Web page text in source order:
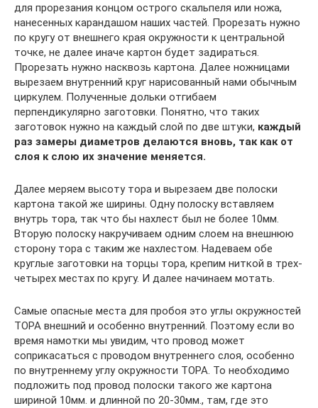
для прорезания концом острого скальпеля или ножа,
нанесенных карандашом наших частей. Прорезать нужно
по кругу от внешнего края окружности к центральной
точке, не далее иначе картон будет задираться.
Прорезать нужно насквозь картона. Далее ножницами
вырезаем внутренний круг нарисованный нами обычным
циркулем. Полученные дольки отгибаем
перпендикулярно заготовки. Понятно, что таких
заготовок нужно на каждый слой по две штуки, каждый
раз замеры диаметров делаются вновь, так как от
слоя к слою их значение меняется.
Далее меряем высоту тора и вырезаем две полоски
картона такой же ширины. Одну полоску вставляем
внутрь тора, так что бы нахлест был не более 10мм.
Вторую полоску накручиваем одним слоем на внешнюю
сторону тора с таким же нахлестом. Надеваем обе
круглые заготовки на торцы тора, крепим ниткой в трех-
четырех местах по кругу. И далее начинаем мотать.
Самые опасные места для пробоя это углы окружностей
ТОРА внешний и особенно внутренний. Поэтому если во
время намотки мы увидим, что провод может
соприкасаться с проводом внутреннего слоя, особенно
по внутреннему углу окружности ТОРА. То необходимо
подложить под провод полоски такого же картона
шириной 10мм. и длинной по 20-30мм., там, где это